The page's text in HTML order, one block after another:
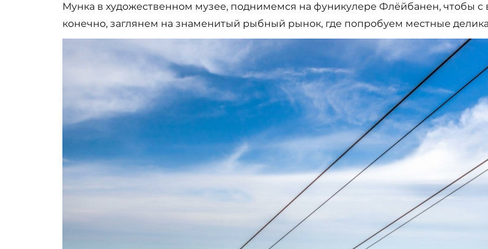
Мунка в художественном музее, поднимемся на фуникулере Флёйбанен, чтобы
конечно, заглянем на знаменитый рыбный рынок, где попробуем местные